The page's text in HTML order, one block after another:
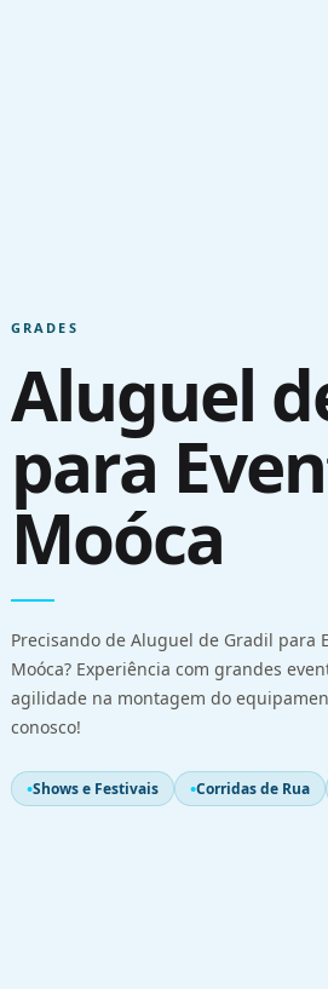
GRADES
Aluguel
para
Moóca
Precisando de Aluguel de Gradil para
Moóca? Experiência com grandes
agilidade na montagem do
conosco!
Shows e Festivais Corridas de Rua